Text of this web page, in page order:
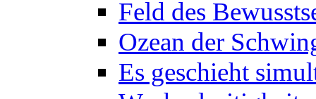
Feld des
Ozean der
Es geschieht